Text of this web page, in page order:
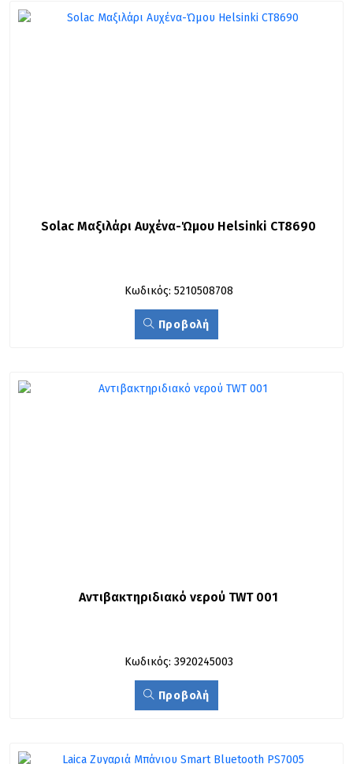
Solac Μαξιλάρι Αυχένα-Ώμου Helsinki CT8690
Κωδικός: 5210508708
Προβολή
Αντιβακτηριδιακό νερού TWT 001
Κωδικός: 3920245003
Προβολή